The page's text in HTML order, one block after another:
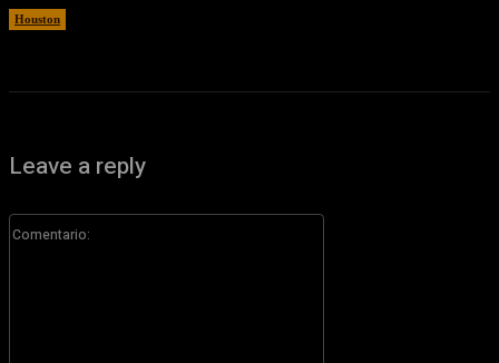
Houston
Leave a reply
Comentario: